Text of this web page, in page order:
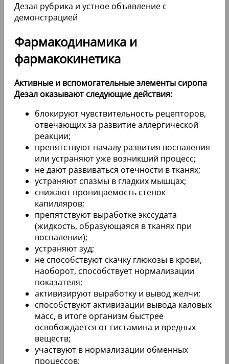
Дезал рубрика и устное объявление с
демонстрацией
Фармакодинамика и
фармакокинетика
Активные и вспомогательные элементы сиропа
Дезал оказывают следующие действия:
блокируют чувствительность рецепторов,
отвечающих за развитие аллергической
реакции;
препятствуют началу развития воспаления
или устраняют уже возникший процесс;
не дают развиваться отечности в тканях;
устраняют спазмы в гладких мышцах;
снижают проницаемость стенок
капилляров;
препятствуют выработке экссудата
(жидкость, образующаяся в тканях при
воспалении);
устраняют зуд;
не способствуют скачку глюкозы в крови,
наоборот, способствует нормализации
показателя;
активизируют выработку и вывод желчи;
способствуют активизации вывода каловых
масс, в итоге организм быстрее
освобождается от гистамина и вредных
веществ;
участвуют в нормализации обменных
процессов;